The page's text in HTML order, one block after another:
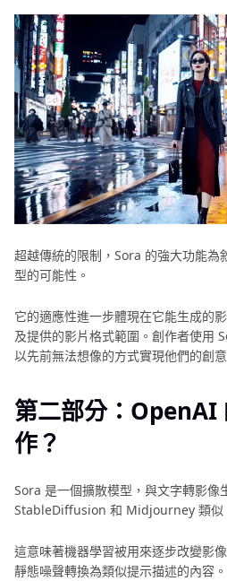
超越傳統的限制，Sora 的強大功能為
型的可能性。
它的適應性進一步體現在它能生成的
及提供的影片格式範圍。創作者使用
以先前無法想像的方式實現他們的創意
第二部分：OpenAI
作？
Sora 是一個擴散模型，與文字轉影像
StableDiffusion 和 Midjourney 類似
這意味著機器學習被用來逐步改變影
靜態噪聲轉換為類似提示描述的內容